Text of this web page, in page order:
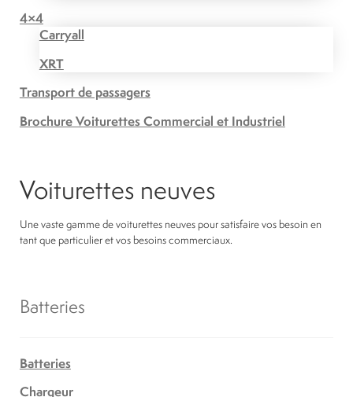
4×4
Carryall
XRT
Transport de passagers
Brochure Voiturettes Commercial et Industriel
Voiturettes neuves
Une vaste gamme de voiturettes neuves pour satisfaire vos besoin en
tant que particulier et vos besoins commerciaux.
Batteries
Batteries
Chargeur